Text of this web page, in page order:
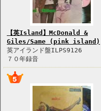
【英Island】McDonald &
Giles/Same (pink island)
英アイランド盤ILPS9126
７０年録音